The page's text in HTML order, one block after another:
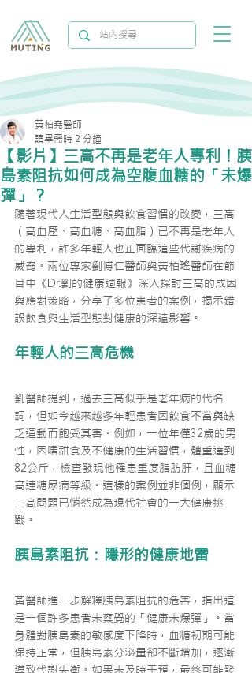
【影片】三高不再是老年人專利！胰
島素阻抗如何成為空腹血糖的「未爆
彈」？
黃柏堯醫師
讀畢需時 2 分鐘
隨著現代人生活型態與飲食習慣的改變，三高
（高血壓、高血糖、高血脂）已不再是老年人
的專利，許多年輕人也正面臨這些代謝疾病的
威脅。兩位專家劉博仁醫師與黃柏瑤醫師在節
目中《Dr.劉的健康週報》深入探討三高的成因
與應對策略，分享了多位患者的案例，揭示錯
誤飲食與生活型態對健康的深遠影響。
年輕人的三高危機
劉醫師提到，過去三高似乎是老年病的代名
詞，但如今越來越多年輕患者因飲食不當與缺
乏運動而飽受其害。例如，一位年僅32歲的男
性，因嗜甜食及不健康的生活習慣，體重達到
82公斤，檢查發現他罹患重度脂肪肝，且血糖
高達糖尿病等級。這樣的案例並非個例，顯示
三高問題已悄然成為現代社會的一大健康挑
戰。
胰島素阻抗：隱形的健康地雷
黃醫師進一步解釋胰島素阻抗的危害，指出這
是一個許多患者未察覺的「健康未爆彈」。當
身體對胰島素的敏感度下降時，血糖初期可能
保持正常，但胰島素分泌量卻不斷增加，逐漸
導致代謝失衡。如果未及時干預，最終可能發